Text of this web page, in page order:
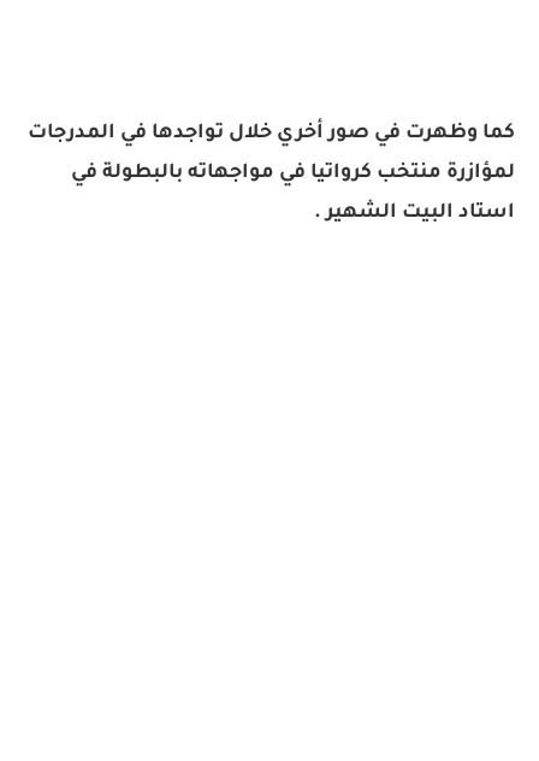
كما وظهرت في صور أخري خلال تواجدها في المدرجات
لمؤازرة منتخب كرواتيا في مواجهاته بالبطولة في
استاد البيت الشهير .